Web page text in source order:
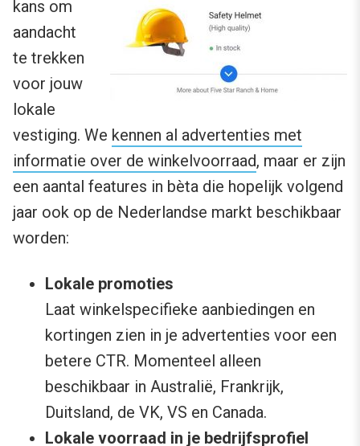
kans om
aandacht
te trekken
voor jouw
lokale
vestiging. We kennen al advertenties met
informatie over de winkelvoorraad, maar er zijn
een aantal features in bèta die hopelijk volgend
jaar ook op de Nederlandse markt beschikbaar
worden:
Lokale promoties
Laat winkelspecifieke aanbiedingen en
kortingen zien in je advertenties voor een
betere CTR. Momenteel alleen
beschikbaar in Australië, Frankrijk,
Duitsland, de VK, VS en Canada.
Lokale voorraad in je bedrijfsprofiel